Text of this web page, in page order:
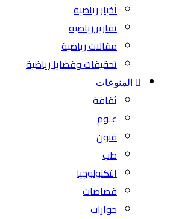
أخبار رياضية
تقارير رياضية
مقالات رياضية
تحقيقات وقضايا رياضية
المنوعات
ثقافة
علوم
فنون
طب
التكنولوجيا
قصاصات
حوارات